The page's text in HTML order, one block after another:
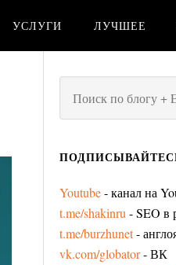
УСЛУГИ ЛУЧШЕЕ
Youtube- канал на
t.me/shakinru - SEO в
t.me/burzhunet-
vk.com/globator- ВК